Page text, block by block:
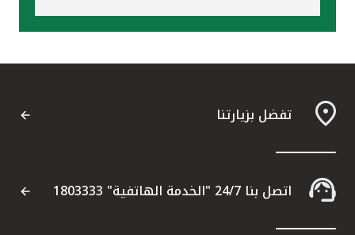
تفضل بزيارتنا
اتصل بنا 24/7 "الخدمة الهاتفية" 1803333